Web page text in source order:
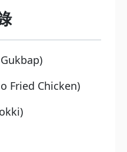
Fried Chicken)